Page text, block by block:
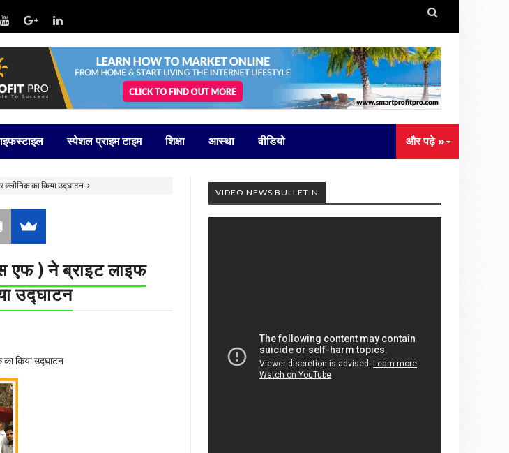

स्पेशल प्राइम टाइम शिक्षा आस्था वीडियो और पढ़े »
क्लीनिक का किया उद्घाटन
एफ ) ने ब्राइट लाइफ
उद्घाटन
किया उद्घाटन
VIDEO NEWS BULLETIN